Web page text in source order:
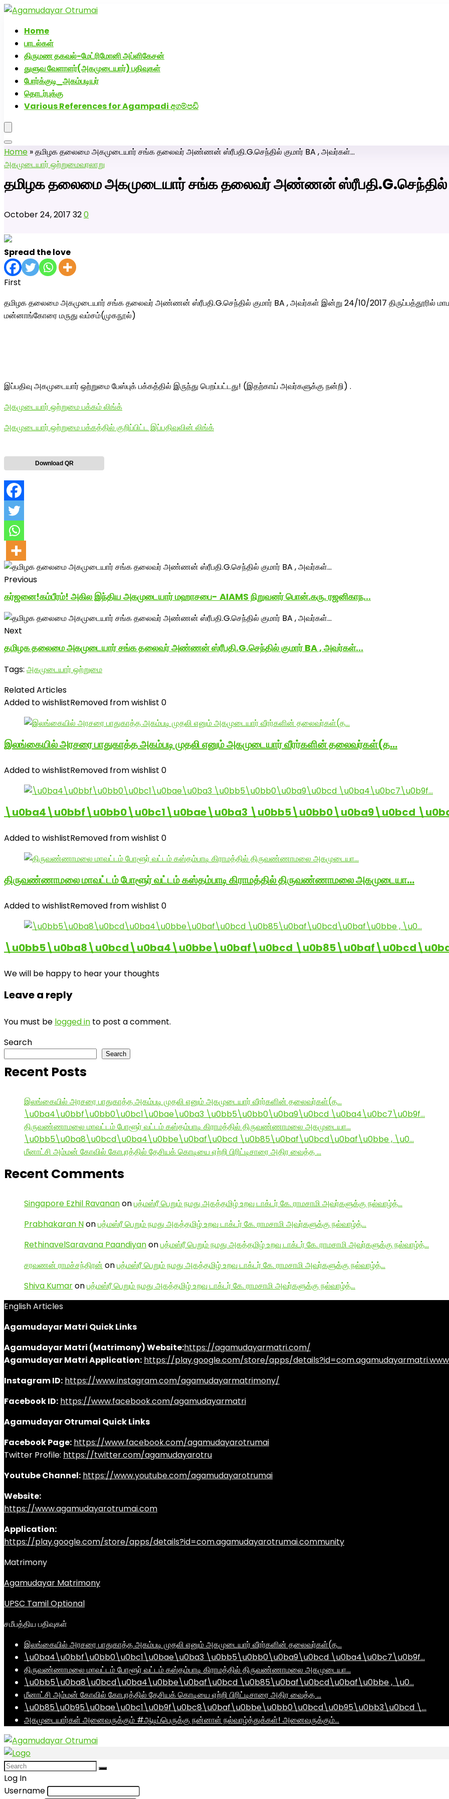
Home
பாடல்கள்
திருமண தகவல்-மேட்ரிமோனி அப்ளிகேசன்
துளுவ வேளாளர்(அகமுடையார்) பதிவுகள்
போர்க்குடி_அகம்படியர்
தொடர்புக்கு
Various References for Agampadi අගම්පඩි
Home »தமிழக தலைமை அகமுடையார் சங்க தலைவர் அண்ணன் ஸ்ரீபதி.G.செந்தில் குமார் BA , அவர்கள்…
அகமுடையார் ஒற்றுமைவரலாறு
தமிழக தலைமை அகமுடையார் சங்க தலைவர் அண்ணன் ஸ்ரீபதி.G.செந்தில்
October 24, 2017 320
Spread the love
First
தமிழக தலைமை அகமுடையார் சங்க தலைவர் அண்ணன் ஸ்ரீபதி.G.செந்தில் குமார் BA , அவர்கள் இன்று 24/10/2017 திருப்பத்தூரில்
மன்னாங்கோரை மருது வம்சம்(முகநூல்)
இப்பதிவு அகமுடையார் ஒற்றுமை பேஸ்புக் பக்கத்தில் இருந்து பெறப்பட்டது! (இதற்காய் அவர்களுக்கு நன்றி) .
அகமுடையார் ஒற்றுமை பக்கம் லிங்க்
அகமுடையார் ஒற்றுமை பக்கத்தில் குறிப்பிட்ட இப்பதிவுவின் லிங்க்
Download QR
Previous
கர்ஜனை!கம்பீரம்! அகில இந்திய அகமுடையார் மஹாசபை- AIAMS நிறுவனர் பொன்.கரு. ரஜனிகாந...
Next
தமிழக தலைமை அகமுடையார் சங்க தலைவர் அண்ணன் ஸ்ரீபதி.G.செந்தில் குமார் BA , அவர்கள்...
Tags: அகமுடையார் ஒற்றுமை
Related Articles
Added to wishlistRemoved from wishlist 0
இலங்கையில் அரசரை பாதுகாத்த அகம்படி முதலி எனும் அகமுடையார் வீரர்களின் தலைவர்கள்(த…
Added to wishlistRemoved from wishlist 0
\u0ba4\u0bbf\u0bb0\u0bc1\u0bae\u0ba3 \u0bb5\u0bb0\u0ba9\u0bcd
Added to wishlistRemoved from wishlist 0
திருவண்ணாமலை மாவட்டம் போளூர் வட்டம் கஸ்தம்பாடி கிராமத்தில் திருவண்ணாமலை அகமுடையா…
Added to wishlistRemoved from wishlist 0
\u0bb5\u0ba8\u0bcd\u0ba4\u0bbe\u0baf\u0bcd
We will be happy to hear your thoughts
Leave a reply
You must be logged in to post a comment.
Search
Search
Recent Posts
இலங்கையில் அரசரை பாதுகாத்த அகம்படி முதலி எனும் அகமுடையார் வீரர்களின் தலைவர்கள்(த…
\u0ba4\u0bbf\u0bb0\u0bc1\u0bae\u0ba3 \u0bb5\u0bb0\u0ba9\u0bcd \u0ba4\u0bc7\u0b9f…
திருவண்ணாமலை மாவட்டம் போளூர் வட்டம் கஸ்தம்பாடி கிராமத்தில் திருவண்ணாமலை அகமுடையா…
\u0bb5\u0ba8\u0bcd\u0ba4\u0bbe\u0baf\u0bcd \u0b85\u0baf\u0bcd\u0baf\u0bbe , \u0…
மீனாட்சி அம்மன் கோவில் கோபுரத்தில் தேசியக் கொடியை ஏற்றி பிரிட்டிசாரை அதிர வைத்த …
Recent Comments
Singapore Ezhil Ravananonபத்மஸ்ரீ பெறும் நமது அகத்தமிழ் உறவு டாக்டர் கே. ராமசாமி அவர்களுக்கு நல்வாழ்த்…
Prabhakaran Nonபத்மஸ்ரீ பெறும் நமது அகத்தமிழ் உறவு டாக்டர் கே. ராமசாமி அவர்களுக்கு நல்வாழ்த்…
RethinavelSaravana Paandiyanonபத்மஸ்ரீ பெறும் நமது அகத்தமிழ் உறவு டாக்டர் கே. ராமசாமி அவர்களுக்கு நல்வாழ்த்…
சரவணன் ராமச்சந்திரன் onபத்மஸ்ரீ பெறும் நமது அகத்தமிழ் உறவு டாக்டர் கே. ராமசாமி அவர்களுக்கு நல்வாழ்த்…
Shiva Kumaronபத்மஸ்ரீ பெறும் நமது அகத்தமிழ் உறவு டாக்டர் கே. ராமசாமி அவர்களுக்கு நல்வாழ்த்…
English Articles
Agamudayar Matri Quick Links
Agamudayar Matri (Matrimony) Website:https://agamudayarmatri.com/
Agamudayar Matri Application: https://play.google.com/store/apps/details?id=com.agamudayarmatri.www
Instagram ID: https://www.instagram.com/agamudayarmatrimony/
Facebook ID: https://www.facebook.com/agamudayarmatri
Agamudayar Otrumai Quick Links
Facebook Page: https://www.facebook.com/agamudayarotrumai
Twitter Profile: https://twitter.com/agamudayarotru
Youtube Channel: https://www.youtube.com/agamudayarotrumai
Website:
https://www.agamudayarotrumai.com
Application:
https://play.google.com/store/apps/details?id=com.agamudayarotrumai.community
Matrimony
Agamudayar Matrimony
UPSC Tamil Optional
சமீபத்திய பதிவுகள்
இலங்கையில் அரசரை பாதுகாத்த அகம்படி முதலி எனும் அகமுடையார் வீரர்களின் தலைவர்கள்(த…
\u0ba4\u0bbf\u0bb0\u0bc1\u0bae\u0ba3 \u0bb5\u0bb0\u0ba9\u0bcd \u0ba4\u0bc7\u0b9f…
திருவண்ணாமலை மாவட்டம் போளூர் வட்டம் கஸ்தம்பாடி கிராமத்தில் திருவண்ணாமலை அகமுடையா…
\u0bb5\u0ba8\u0bcd\u0ba4\u0bbe\u0baf\u0bcd \u0b85\u0baf\u0bcd\u0baf\u0bbe , \u0…
மீனாட்சி அம்மன் கோவில் கோபுரத்தில் தேசியக் கொடியை ஏற்றி பிரிட்டிசாரை அதிர வைத்த …
\u0b85\u0b95\u0bae\u0bc1\u0b9f\u0bc8\u0baf\u0bbe\u0bb0\u0bcd\u0b95\u0bb3\u0bcd \…
அகமுடையார்கள் அனைவருக்கும் #ஆடிப்பெருக்கு நன்னாள் நல்வாழ்த்துக்கள்! அனைவருக்கும்…
அகமுடையார் திருமண வரன்களுக்கு அகமுடையார்மேட்ரி-பெண் வீட்டாருக்கு 100% இலவச திருமண சேவை! வாட்ஸப் எண்:
Log In
Username